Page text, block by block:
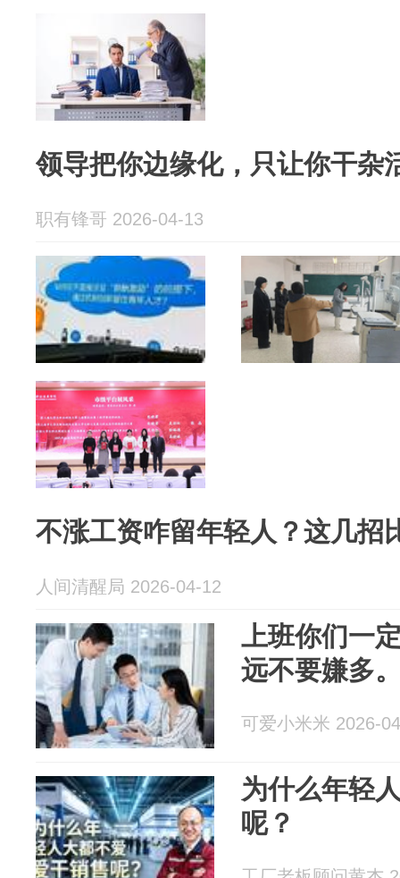
领导把你边缘化，只让你干杂
职有锋哥 2026-04-13
不涨工资咋留年轻人？这几招
人间清醒局 2026-04-12
上班你们一
远不要嫌多
可爱小米米 2026-
为什么年轻
呢？